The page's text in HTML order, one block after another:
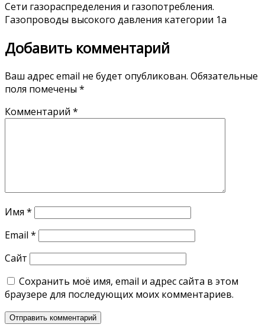
Сети газораспределения и газопотребления.
Газопроводы высокого давления категории 1а
Добавить комментарий
Ваш адрес email не будет опубликован. Обязательные
поля помечены *
Комментарий *
Имя *
Email *
Сайт
Сохранить моё имя, email и адрес сайта в этом
браузере для последующих моих комментариев.